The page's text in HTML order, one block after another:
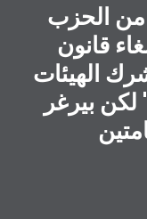
الحزب
قانون
الهيئات
لكن بيرغر